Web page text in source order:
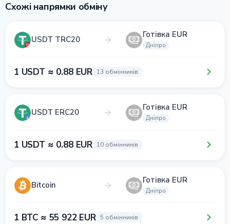
Схожі напрямки обміну
USDT TRC20 Готівка EUR
Дніпро
1 USDT ≈ 0.88 EUR 13 обмінників
USDT ERC20 Готівка EUR
Дніпро
1 USDT ≈ 0.88 EUR 10 обмінників
Bitcoin Готівка EUR
Дніпро
1 BTC ≈ 55 922 EUR 5 обмінників